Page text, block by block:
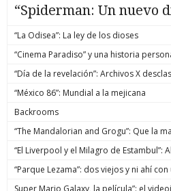
“Spiderman: Un nuevo
“La Odisea”: La ley de los dioses
“Cinema Paradiso” y una historia
“Día de la revelación”: Archivos X
“México 86”: Mundial a la mejicana
Backrooms
“The Mandalorian and Grogu”: Que la
“El Liverpool y el Milagro de Estambul”:
“Parque Lezama”: dos viejos y ni ahí
Super Mario Galaxy, la película”: el